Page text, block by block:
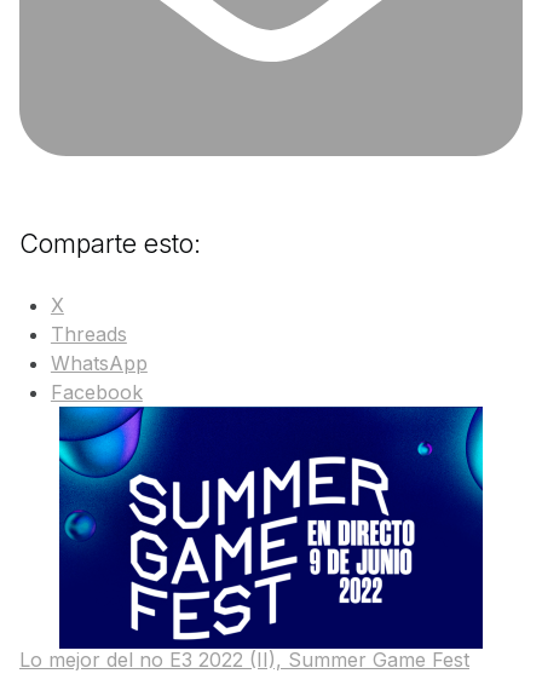
Comparte esto:
X
Threads
WhatsApp
Facebook
Lo mejor del no E3 2022 (II), Summer Game Fest